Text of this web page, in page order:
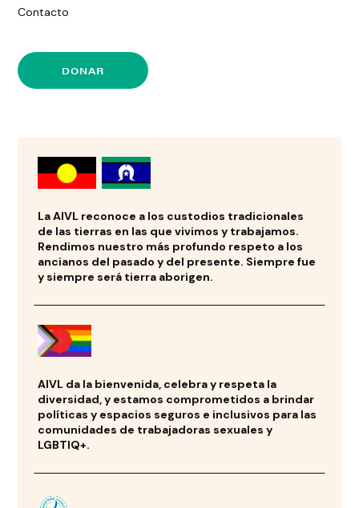
Contacto
DONAR
La AIVL reconoce a los custodios tradicionales
de las tierras en las que vivimos y trabajamos.
Rendimos nuestro más profundo respeto a los
ancianos del pasado y del presente. Siempre fue
y siempre será tierra aborigen.
AIVL da la bienvenida, celebra y respeta la
diversidad, y estamos comprometidos a brindar
políticas y espacios seguros e inclusivos para las
comunidades de trabajadoras sexuales y
LGBTIQ+.